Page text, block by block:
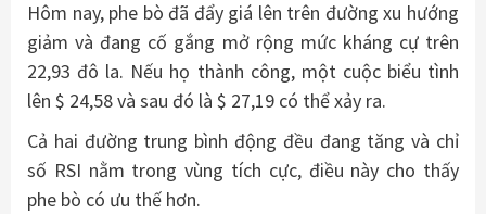
Hôm nay, phe bò đã đẩy giá lên trên đường xu hướng
giảm và đang cố gắng mở rộng mức kháng cự trên
22,93 đô la. Nếu họ thành công, một cuộc biểu tình
lên $ 24,58 và sau đó là $ 27,19 có thể xảy ra.
Cả hai đường trung bình động đều đang tăng và chỉ
số RSI nằm trong vùng tích cực, điều này cho thấy
phe bò có ưu thế hơn.